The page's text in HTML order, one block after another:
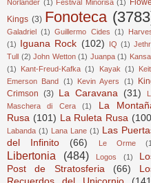
Norlander (1) Festival Minorisa (1)
Kings (3) Fonoteca
Galadriel (1) Guillermo Cides (1)
(1) Iguana Rock (102) IQ (1)
Tull (2) John Wetton (1) Juanpa (1)
(1)
Kant-Freud-Kafka (1) Kayak (1)
Emerson Band (1) Kevin Ayers (1)
Crimson (3) La Caravana (31)
Maschera di Cera
(1)
La
Rusa (101) La Ruleta Rusa
Labanda (1) Lana Lane (1) Las
del Infinito
(66) Le Orme
Libertonia (484) Logos (1)
Post de Stratosferia
(66)
Recuerdos del Unicornio